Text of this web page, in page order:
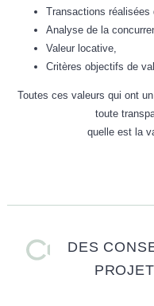
Transactions réalisées
Analyse de la
Valeur locative,
Critères objectifs de
Toutes ces valeurs qui ont
toute
quelle est la
DES